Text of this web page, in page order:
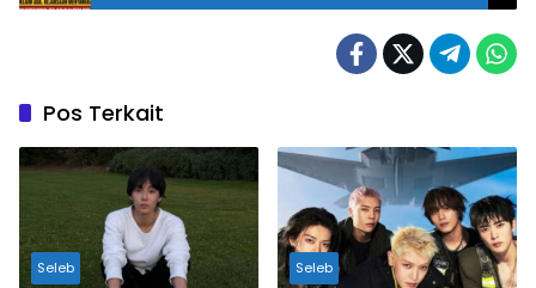
Pos Terkait
Seleb Seleb